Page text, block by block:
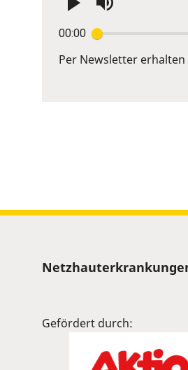
00:00
Enter
or
Per Newsletter
Sitemap
Gefördert durch: